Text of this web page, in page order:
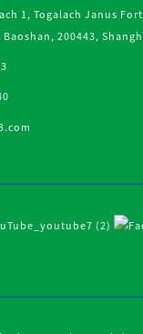
1, Togalach Janus
200443,